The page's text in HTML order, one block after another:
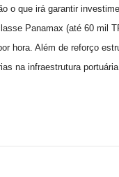
o que irá garantir
Panamax (até 60 mil
hora. Além de reforço
na infraestrutura